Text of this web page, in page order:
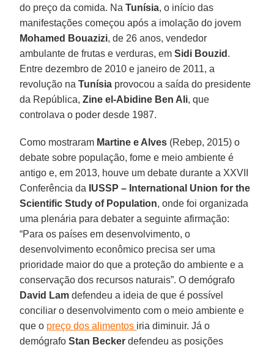
do preço da comida. NaTunísia, o início das
manifestações começou após a imolação do jovem
Mohamed Bouazizi, de 26 anos, vendedor
ambulante de frutas e verduras, em Sidi Bouzid .
Entre dezembro de 2010 e janeiro de 2011, a
revolução naTunísia provocou a saída do presidente
da República,Zine el-Abidine Ben Ali, que
controlava o poder desde 1987.
Como mostraram Martine e Alves (Rebep, 2015) o
debate sobre população, fome e meio ambiente é
antigo e, em 2013, houve um debate durante a XXVII
Conferência da IUSSP – International Union for the
Scientific Study of Population, onde foi organizada
uma plenária para debater a seguinte afirmação:
“Para os países em desenvolvimento, o
desenvolvimento econômico precisa ser uma
prioridade maior do que a proteção do ambiente e a
conservação dos recursos naturais”. O demógrafo
David Lam defendeu a ideia de que é possível
conciliar o desenvolvimento com o meio ambiente e
que o preço dos alimentos iria diminuir. Já o
demógrafoStan Becker defendeu as posições